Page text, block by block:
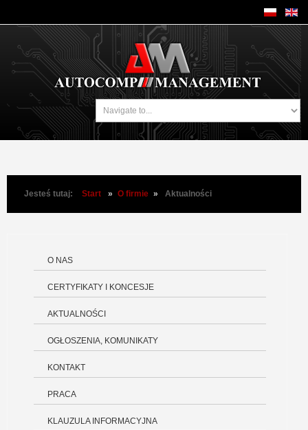
Jesteś tutaj: Start » O firmie » Aktualności
O NAS
CERTYFIKATY I KONCESJE
AKTUALNOŚCI
OGŁOSZENIA, KOMUNIKATY
KONTAKT
PRACA
KLAUZULA INFORMACYJNA